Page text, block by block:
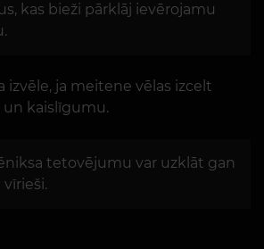
kas bieži pārklāj ievērojamu
izvēle, ja meitene vēlas izcelt
kaislīgumu.
tetovējumu var uzklāt gan